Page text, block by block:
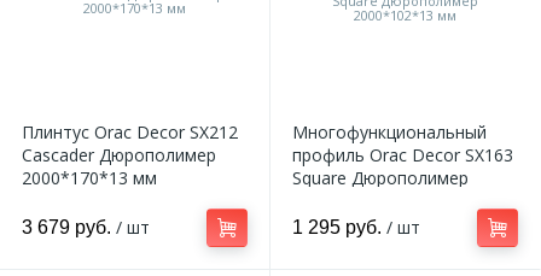
Плинтус Orac Decor SX212
Cascader Дюрополимер
2000*170*13 мм
3 679 руб. / шт
Многофункциональный
профиль Orac Decor SX163
Square Дюрополимер
1 295 руб. / шт